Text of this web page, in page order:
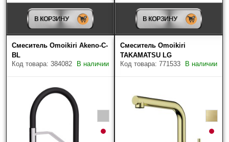
В КОРЗИНУ В КОРЗИНУ
Смеситель Omoikiri Akeno-C-
BL
Код товара: 384082
В наличии
Смеситель Omoikiri
TAKAMATSU LG
Код товара: 771533
В наличии